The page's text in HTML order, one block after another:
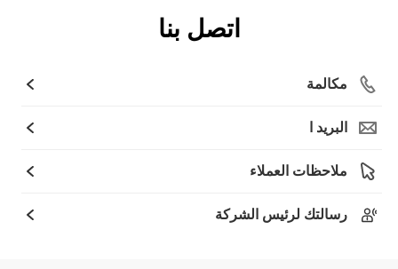
اتصل بنا
مكالمة
البريد ا
ملاحظات العملاء
رسالتك لرئيس الشركة